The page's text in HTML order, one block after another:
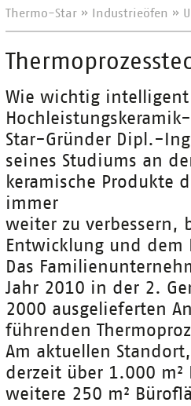
Thermo-Star » Industrieöfen »
Wie wichtig
Star-Gründer Dipl.-
seines Studiums an
keramische Produkte
immer
weiter zu verbessern,
Entwicklung und dem
Das
Jahr 2010 in der 2.
2000 ausgelieferten
führenden
Am aktuellen
derzeit über 1.000
weitere 250 m²